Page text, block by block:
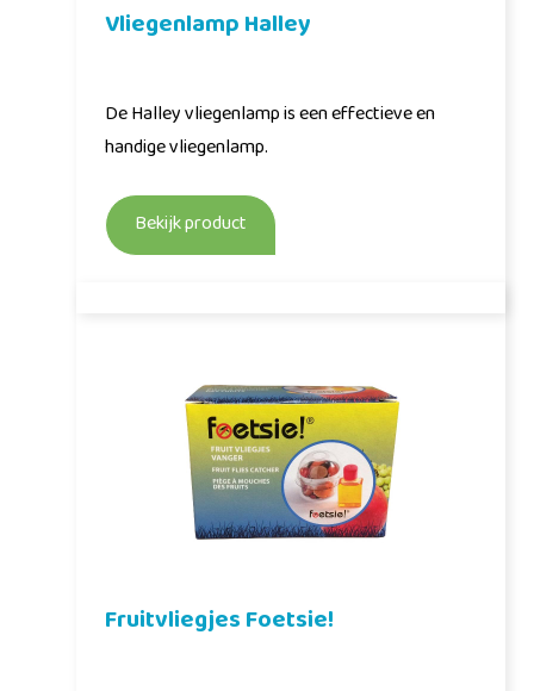
Vliegenlamp Halley
De Halley vliegenlamp is een effectieve en
handige vliegenlamp.
Bekijk product
Fruitvliegjes Foetsie!